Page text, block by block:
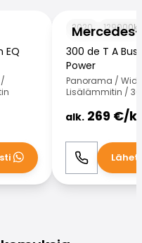
EQ
Mercedes-
2020 129000
300 de T A
Power
Panorama /
Lisälämmitin /
alk. 269 €/
Soita